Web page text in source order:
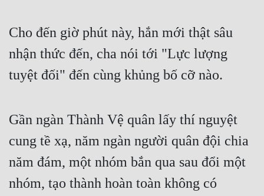
Khoa Huyễn Không Gian
Kinh Dị
Kỳ Huyễn
Kỳ Ảo
Linh Dị
Làm Giàu
Cho đến giờ phút này, hắn mới thật sâu
nhận thức đến, cha nói tới "Lực lượng
tuyệt đối" đến cùng khủng bố cỡ nào.
Gần ngàn Thành Vệ quân lấy thí nguyệt
cung tề xạ, năm ngàn người quân đội chia
năm đám, một nhóm bắn qua sau đổi một
nhóm, tạo thành hoàn toàn không có